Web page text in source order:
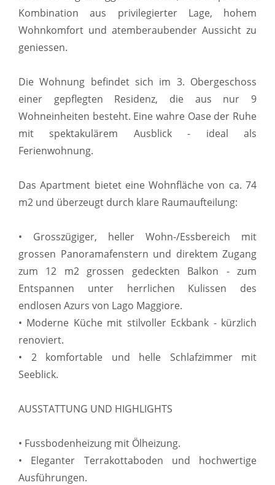
Kombination aus privilegierter Lage, hohem
Wohnkomfort und atemberaubender Aussicht zu
geniessen.
Die Wohnung befindet sich im 3. Obergeschoss
einer gepflegten Residenz, die aus nur 9
Wohneinheiten besteht. Eine wahre Oase der Ruhe
mit spektakulärem Ausblick - ideal als
Ferienwohnung.
Das Apartment bietet eine Wohnfläche von ca. 74
m2 und überzeugt durch klare Raumaufteilung:
• Grosszügiger, heller Wohn-/Essbereich mit
grossen Panoramafenstern und direktem Zugang
zum 12 m2 grossen gedeckten Balkon - zum
Entspannen unter herrlichen Kulissen des
endlosen Azurs von Lago Maggiore.
• Moderne Küche mit stilvoller Eckbank - kürzlich
renoviert.
• 2 komfortable und helle Schlafzimmer mit
Seeblick.
AUSSTATTUNG UND HIGHLIGHTS
• Fussbodenheizung mit Ölheizung.
• Eleganter Terrakottaboden und hochwertige
Ausführungen.